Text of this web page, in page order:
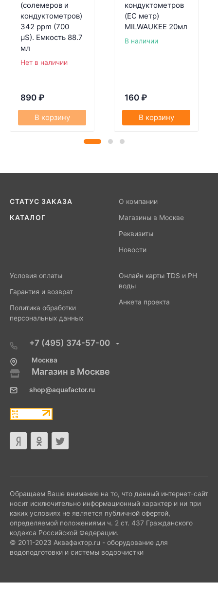
(солемеров и
кондуктометров)
342 ppm (700
µS). Емкость 88.7
мл
Нет в наличии
890 ₽
В корзину
кондуктометров
(EC метр)
MILWAUKEE 20мл
В наличии
160 ₽
В корзину
СТАТУС ЗАКАЗА
КАТАЛОГ
О компании
Магазины в Москве
Реквизиты
Новости
Условия оплаты
Гарантия и возврат
Политика обработки
персональных данных
Онлайн карты TDS и PH
воды
Анкета проекта
+7 (495) 374-57-00
Москва
Магазин в Москве
shop@aquafactor.ru
Обращаем Ваше внимание на то, что данный интернет-сайт
носит исключительно информационный характер и ни при
каких условиях не является публичной офертой,
определяемой положениями ч. 2 ст. 437 Гражданского
кодекса Российской Федерации.
© 2011-2023 Аквафактор.ru - оборудование для
водоподготовки и системы водоочистки